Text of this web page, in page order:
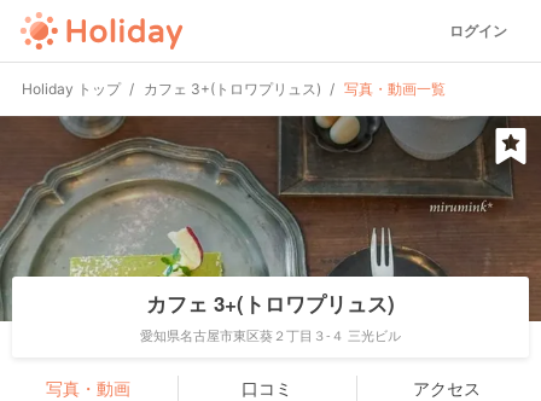
ログイン
Holiday トップ カフェ 3+(トロワプリュス) 写真・動画一覧
カフェ 3+(トロワプリュス)
愛知県名古屋市東区葵２丁目３-４ 三光ビル
写真・動画 口コミ アクセス